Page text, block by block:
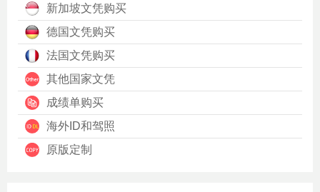
新加坡文凭购买
德国文凭购买
法国文凭购买
其他国家文凭
成绩单购买
海外ID和驾照
原版定制